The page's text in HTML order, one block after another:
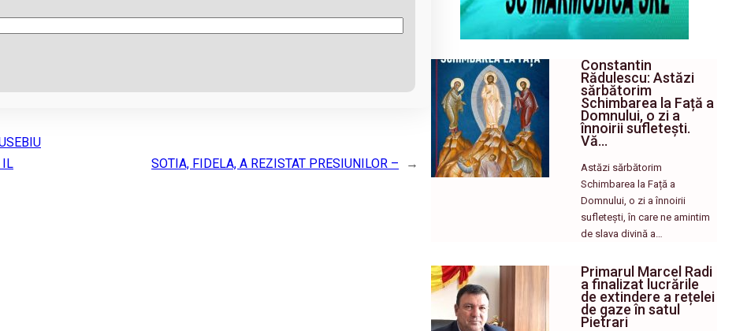
IL
SOTIA, FIDELA, A REZISTAT PRESIUNILOR – →
Constantin
Rădulescu: Astăzi
sărbătorim
Schimbarea la Față a
Domnului, o zi a
înnoirii sufletești.
Vă…
Astăzi sărbătorim
Schimbarea la Față a
Domnului, o zi a înnoirii
sufletești, în care ne amintim
de slava divină a…
Primarul Marcel Radi
a finalizat lucrările
de extindere a rețelei
de gaze în satul
Pietrari